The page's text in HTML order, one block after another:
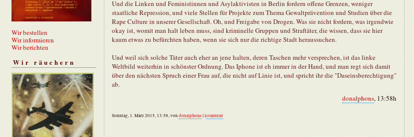
Wir bestellen
Wir informieren
Wir berichten
Wir räuchern
Und die Linken und Feministinnen und Asylaktivisten in Berlin fordern offene Grenzen, weniger
staatliche Repression, und viele Stellen für Projekte zum Thema Gewaltprävention und Studien über die
Rape Culture in unserer Gesellschaft. Oh, und Freigabe von Drogen. Was sie nicht fordern, was irgendwie
okay ist, womit man halt leben muss, sind kriminelle Gruppen und Straftäter, die wissen, dass sie hier
kaum etwas zu befürchten haben, wenn sie sich nur die richtige Stadt heraussuchen.
Und weil sich solche Täter auch eher an jene halten, deren Taschen mehr versprechen, ist das linke
Weltbild weiterhin in schönster Ordnung. Das Iphone ist eh immer in der Hand, und man regt sich damit
über den nächsten Spruch einer Frau auf, die nicht auf Linie ist, und spricht ihr die "Daseinsberechtigung"
ab.
donalphons, 13:58h
Sonntag, 1. März 2015, 13:58, von donalphons | |comment